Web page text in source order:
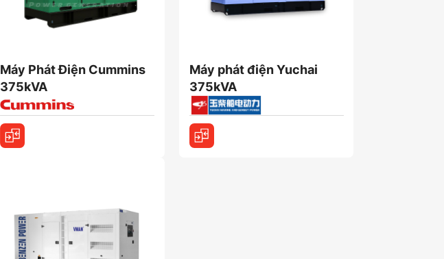
Máy Phát Điện Cummins
375kVA
Máy phát điện Yuchai
375kVA